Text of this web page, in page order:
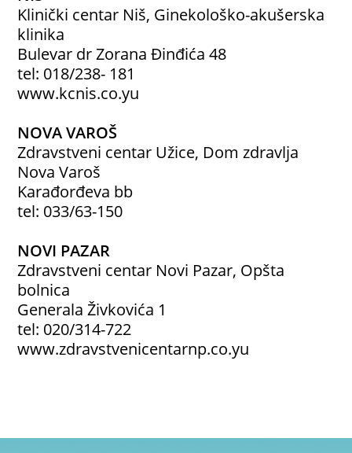
Klinički centar Niš, Ginekološko-akušerska
klinika
Bulevar dr Zorana Đinđića 48
tel: 018/238- 181
www.kcnis.co.yu
NOVA VAROŠ
Zdravstveni centar Užice, Dom zdravlja
Nova Varoš
Karađorđeva bb
tel: 033/63-150
NOVI PAZAR
Zdravstveni centar Novi Pazar, Opšta
bolnica
Generala Živkovića 1
tel: 020/314-722
www.zdravstvenicentarnp.co.yu